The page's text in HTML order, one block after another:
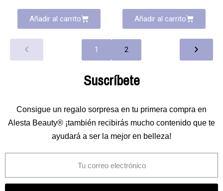
Añadir al carrito Añadir al carrito
1 2
Suscríbete
Consigue un regalo sorpresa en tu primera compra en
Alesta Beauty® ¡también recibirás mucho contenido que te
ayudará a ser la mejor en belleza!